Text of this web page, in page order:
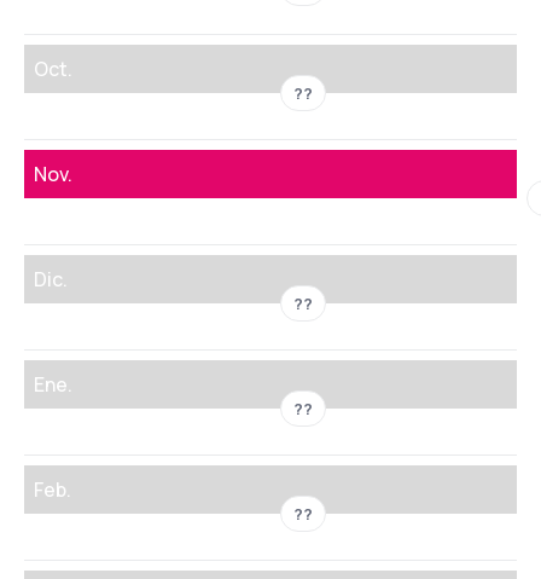
Oct.
??
Nov.
Dic.
??
Ene.
??
Feb.
??